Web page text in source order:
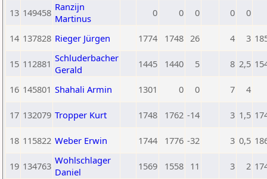
13 149458 Ranzijn
Martinus
0 0 0 0 0
14 137828 Rieger Jürgen 1774 1748 26 4 3
15 112881 Schluderbacher
Gerald
1445 1440 5 8 2,5
16 145801 Shahali Armin 1301 0 0 7 4
17 132079 Tropper Kurt 1748 1762 -14 3 1,5
18 115822 Weber Erwin 1744 1776 -32 3 0,5
19 134763 Wohlschlager
Daniel
1569 1558 11 3 2